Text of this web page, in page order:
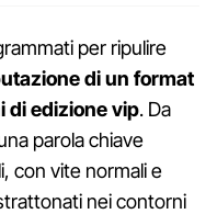
per ripulire
di un format
di edizione vip. Da
parola chiave
con vite normali e
nei contorni